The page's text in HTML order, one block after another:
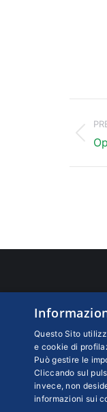
tra
post
Rivista
Centro
Ci
X
Questo Sito
e cookie di
Può gestire le
Cliccando sul
invece, non
informazioni sui